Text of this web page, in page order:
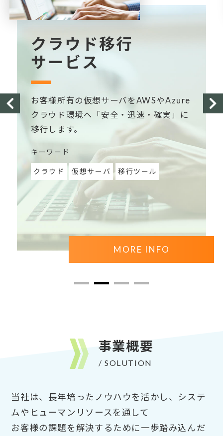
クラウド移行
サービス
お客様所有の仮想サーバをAWSやAzure
クラウド環境へ「安全・迅速・確実」に
移行します。
キーワード
クラウド 仮想サーバ 移行ツール
MORE INFO
事業概要
/ SOLUTION
当社は、長年培ったノウハウを活かし、システ
ムやヒューマンリソースを通して
お客様の課題を解決するために一歩踏み込んだ